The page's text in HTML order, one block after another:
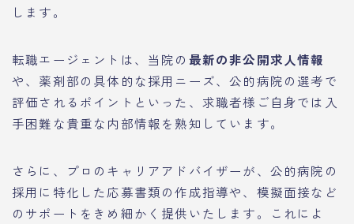
します。
転職エージェントは、当院の 最新の非公開求人情報
や、薬剤部の具体的な採用ニーズ、公的病院の選考で
評価されるポイントといった、求職者様ご自身では入
手困難な貴重な内部情報を熟知しています。
さらに、プロのキャリアアドバイザーが、公的病院の
採用に特化した応募書類の作成指導や、模擬面接など
のサポートをきめ細かく提供いたします。これによ